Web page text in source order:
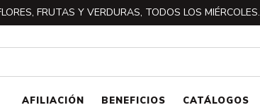
FRUTAS Y VERDURAS, TODOS LOS MIÉRCOLES.
AFILIACIÓN BENEFICIOS CATÁLOGOS